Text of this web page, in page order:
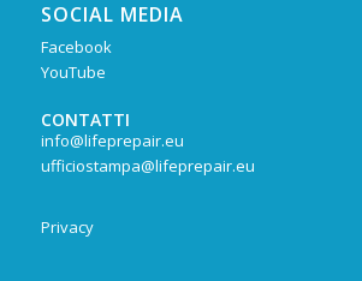
SOCIAL MEDIA
Facebook
YouTube
CONTATTI
info@lifeprepair.eu
ufficiostampa@lifeprepair.eu
Privacy